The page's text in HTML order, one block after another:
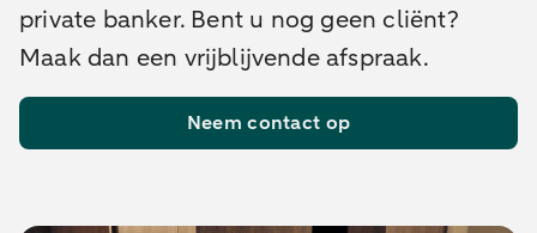
private banker. Bent u nog geen cliënt?
Maak dan een vrijblijvende afspraak.
Neem contact op